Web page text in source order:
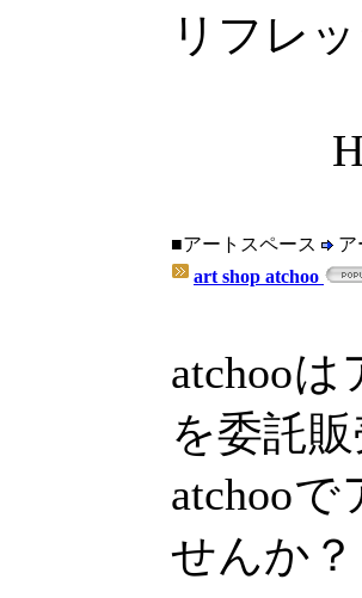
リフレ
■アートスペース
ア
art shop atchoo
atchoo
を委託
atchoo
せんか？